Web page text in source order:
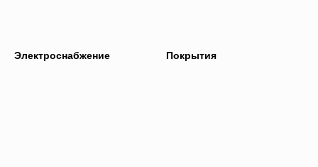
Электроснабжение Покрытия